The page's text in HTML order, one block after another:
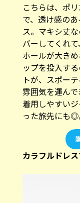
こちらは、ポ
で、透け感の
ス。マキシ丈
バーしてくれ
ホールが大き
ップを投入す
トが、スポー
雰囲気を運ん
着用しやすい
った旅先にも◎
カラフルドレ